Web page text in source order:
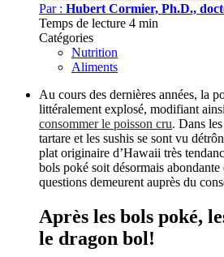
Par : Hubert Cormier, Ph.D.,
Temps de lecture 4 min
Catégories
Nutrition
Aliments
Au cours des dernières années, la
littéralement explosé, modifiant
consommer le poisson cru. Dans
tartare et les sushis se sont vu
plat originaire d’Hawaii très
bols poké soit désormais
questions demeurent auprès du
Après les bols poké,
le dragon bol!